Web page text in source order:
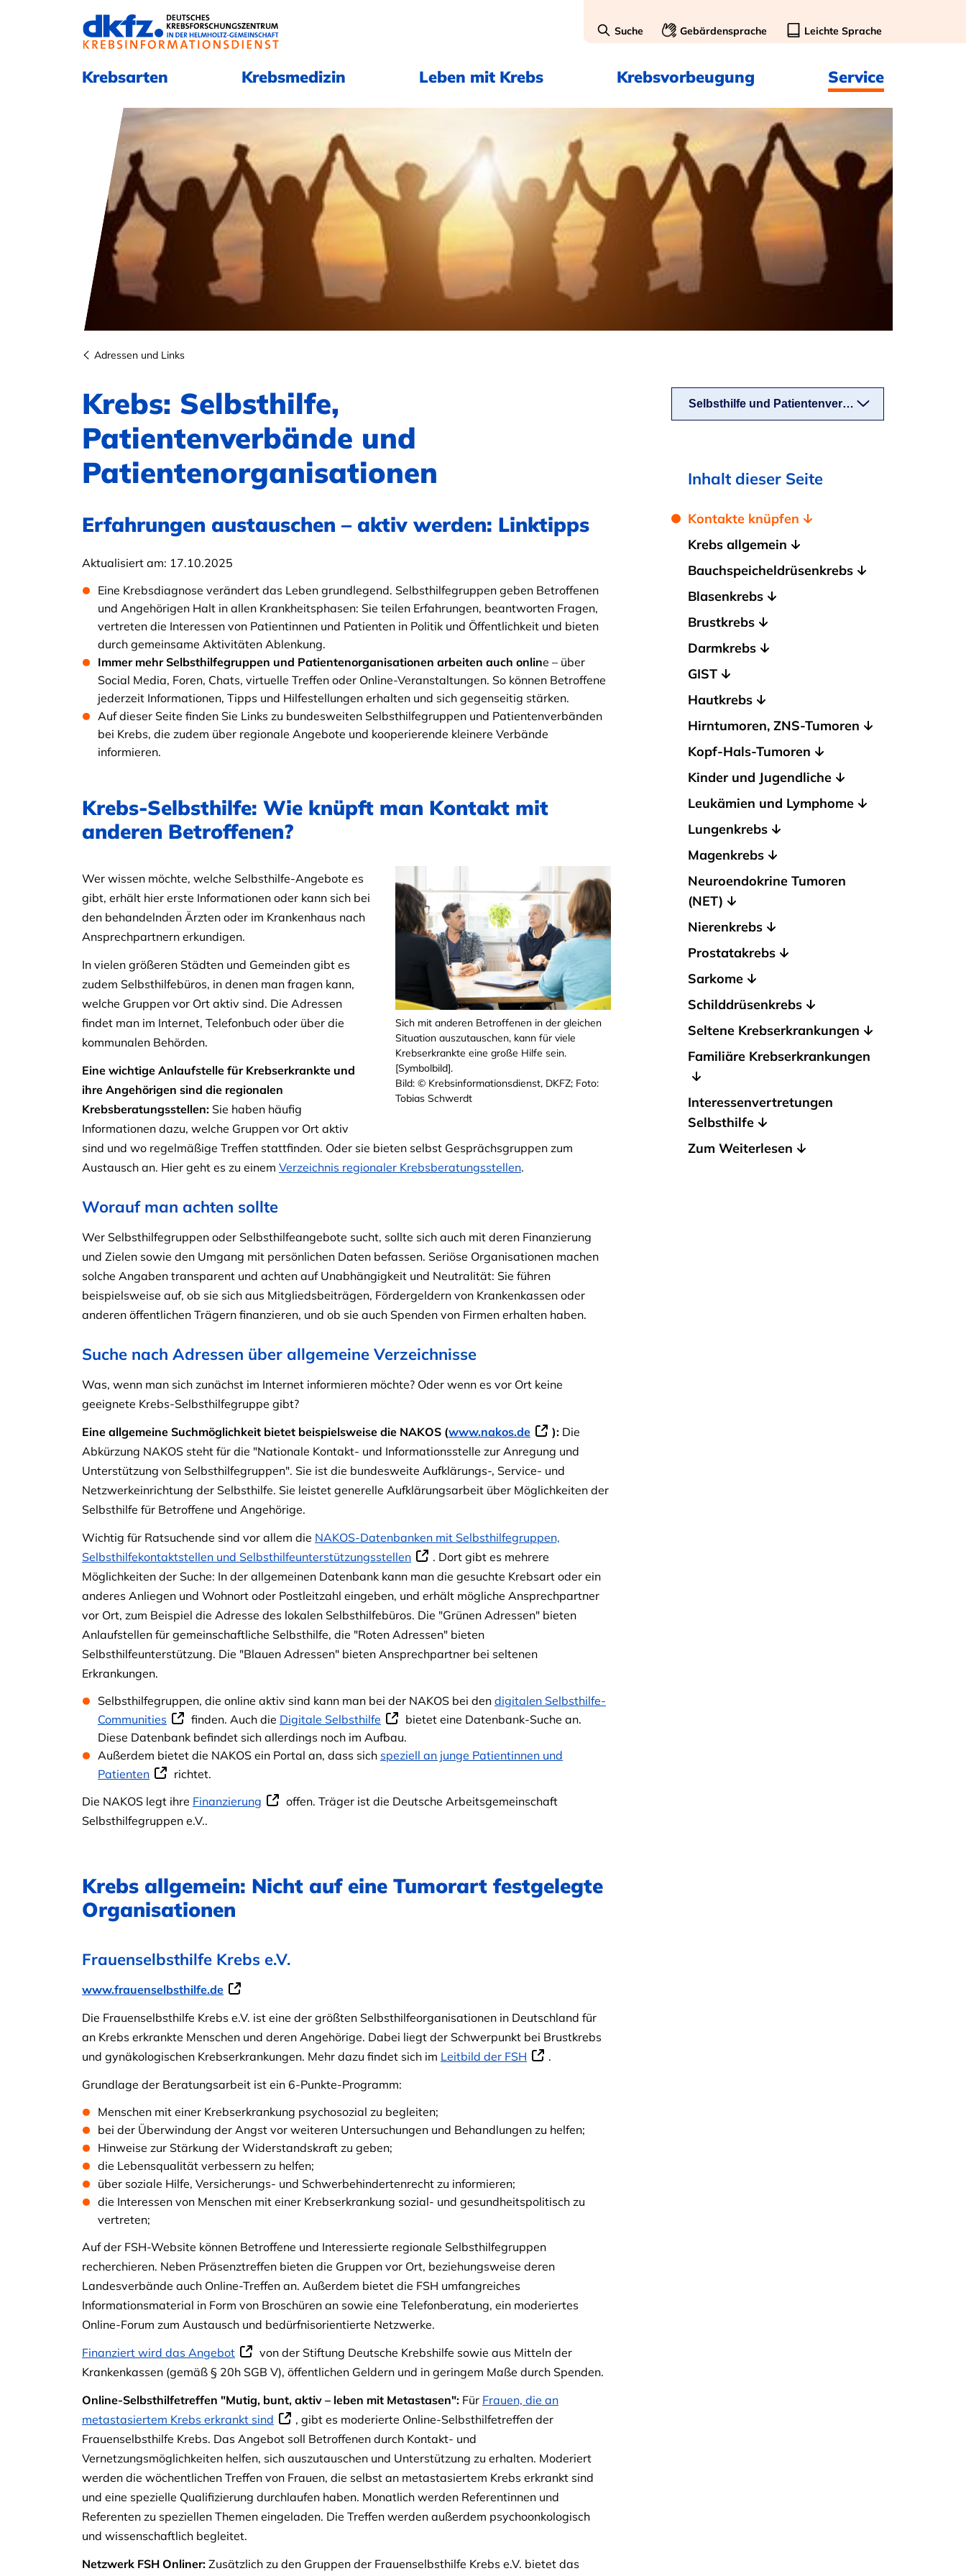
Suche Gebärdensprache Leichte Sprache
Krebsarten Krebsmedizin Leben mit Krebs Krebsvorbeugung Service
Adressen und Links
Krebs: Selbsthilfe,
Patientenverbände und
Patientenorganisationen
Erfahrungen austauschen – aktiv werden: Linktipps
Aktualisiert am: 17.10.2025
Eine Krebsdiagnose verändert das Leben grundlegend. Selbsthilfegruppen geben Betroffenen
und Angehörigen Halt in allen Krankheitsphasen: Sie teilen Erfahrungen, beantworten Fragen,
vertreten die Interessen von Patientinnen und Patienten in Politik und Öffentlichkeit und bieten
durch gemeinsame Aktivitäten Ablenkung.
Immer mehr Selbsthilfegruppen und Patientenorganisationen arbeiten auch online – über
Social Media, Foren, Chats, virtuelle Treffen oder Online-Veranstaltungen. So können Betroffene
jederzeit Informationen, Tipps und Hilfestellungen erhalten und sich gegenseitig stärken.
Auf dieser Seite finden Sie Links zu bundesweiten Selbsthilfegruppen und Patientenverbänden
bei Krebs, die zudem über regionale Angebote und kooperierende kleinere Verbände
informieren.
Krebs-Selbsthilfe: Wie knüpft man Kontakt mit
anderen Betroffenen?
Sich mit anderen Betroffenen in der gleichen
Situation auszutauschen, kann für viele
Krebserkrankte eine große Hilfe sein.
[Symbolbild].
Bild: © Krebsinformationsdienst, DKFZ; Foto:
Tobias Schwerdt
Wer wissen möchte, welche Selbsthilfe-Angebote es
gibt, erhält hier erste Informationen oder kann sich bei
den behandelnden Ärzten oder im Krankenhaus nach
Ansprechpartnern erkundigen.
In vielen größeren Städten und Gemeinden gibt es
zudem Selbsthilfebüros, in denen man fragen kann,
welche Gruppen vor Ort aktiv sind. Die Adressen
findet man im Internet, Telefonbuch oder über die
kommunalen Behörden.
Eine wichtige Anlaufstelle für Krebserkrankte und
ihre Angehörigen sind die regionalen
Krebsberatungsstellen: Sie haben häufig
Informationen dazu, welche Gruppen vor Ort aktiv
sind und wo regelmäßige Treffen stattfinden. Oder sie bieten selbst Gesprächsgruppen zum
Austausch an. Hier geht es zu einem Verzeichnis regionaler Krebsberatungsstellen.
Worauf man achten sollte
Wer Selbsthilfegruppen oder Selbsthilfeangebote sucht, sollte sich auch mit deren Finanzierung
und Zielen sowie den Umgang mit persönlichen Daten befassen. Seriöse Organisationen machen
solche Angaben transparent und achten auf Unabhängigkeit und Neutralität: Sie führen
beispielsweise auf, ob sie sich aus Mitgliedsbeiträgen, Fördergeldern von Krankenkassen oder
anderen öffentlichen Trägern finanzieren, und ob sie auch Spenden von Firmen erhalten haben.
Suche nach Adressen über allgemeine Verzeichnisse
Was, wenn man sich zunächst im Internet informieren möchte? Oder wenn es vor Ort keine
geeignete Krebs-Selbsthilfegruppe gibt?
Eine allgemeine Suchmöglichkeit bietet beispielsweise die NAKOS (www.nakos.de ): Die
Abkürzung NAKOS steht für die "Nationale Kontakt- und Informationsstelle zur Anregung und
Unterstützung von Selbsthilfegruppen". Sie ist die bundesweite Aufklärungs-, Service- und
Netzwerkeinrichtung der Selbsthilfe. Sie leistet generelle Aufklärungsarbeit über Möglichkeiten der
Selbsthilfe für Betroffene und Angehörige.
Wichtig für Ratsuchende sind vor allem die NAKOS-Datenbanken mit Selbsthilfegruppen,
Selbsthilfekontaktstellen und Selbsthilfeunterstützungsstellen
. Dort gibt es mehrere
Möglichkeiten der Suche: In der allgemeinen Datenbank kann man die gesuchte Krebsart oder ein
anderes Anliegen und Wohnort oder Postleitzahl eingeben, und erhält mögliche Ansprechpartner
vor Ort, zum Beispiel die Adresse des lokalen Selbsthilfebüros. Die "Grünen Adressen" bieten
Anlaufstellen für gemeinschaftliche Selbsthilfe, die "Roten Adressen" bieten
Selbsthilfeunterstützung. Die "Blauen Adressen" bieten Ansprechpartner bei seltenen
Erkrankungen.
Selbsthilfegruppen, die online aktiv sind kann man bei der NAKOS bei den digitalen Selbsthilfe-
Communities
finden. Auch die Digitale Selbsthilfe
bietet eine Datenbank-Suche an.
Diese Datenbank befindet sich allerdings noch im Aufbau.
Außerdem bietet die NAKOS ein Portal an, dass sich speziell an junge Patientinnen und
Patienten
richtet.
Die NAKOS legt ihre Finanzierung
offen. Träger ist die Deutsche Arbeitsgemeinschaft
Selbsthilfegruppen e.V..
Krebs allgemein: Nicht auf eine Tumorart festgelegte
Organisationen
Frauenselbsthilfe Krebs e.V.
www.frauenselbsthilfe.de
Die Frauenselbsthilfe Krebs e.V. ist eine der größten Selbsthilfeorganisationen in Deutschland für
an Krebs erkrankte Menschen und deren Angehörige. Dabei liegt der Schwerpunkt bei Brustkrebs
und gynäkologischen Krebserkrankungen. Mehr dazu findet sich im Leitbild der FSH
.
Grundlage der Beratungsarbeit ist ein 6-Punkte-Programm:
Menschen mit einer Krebserkrankung psychosozial zu begleiten;
bei der Überwindung der Angst vor weiteren Untersuchungen und Behandlungen zu helfen;
Hinweise zur Stärkung der Widerstandskraft zu geben;
die Lebensqualität verbessern zu helfen;
über soziale Hilfe, Versicherungs- und Schwerbehindertenrecht zu informieren;
die Interessen von Menschen mit einer Krebserkrankung sozial- und gesundheitspolitisch zu
vertreten;
Auf der FSH-Website können Betroffene und Interessierte regionale Selbsthilfegruppen
recherchieren. Neben Präsenztreffen bieten die Gruppen vor Ort, beziehungsweise deren
Landesverbände auch Online-Treffen an. Außerdem bietet die FSH umfangreiches
Informationsmaterial in Form von Broschüren an sowie eine Telefonberatung, ein moderiertes
Online-Forum zum Austausch und bedürfnisorientierte Netzwerke.
Finanziert wird das Angebot
von der Stiftung Deutsche Krebshilfe sowie aus Mitteln der
Krankenkassen (gemäß § 20h SGB V), öffentlichen Geldern und in geringem Maße durch Spenden.
Online-Selbsthilfetreffen "Mutig, bunt, aktiv – leben mit Metastasen": Für Frauen, die an
metastasiertem Krebs erkrankt sind
, gibt es moderierte Online-Selbsthilfetreffen der
Frauenselbsthilfe Krebs. Das Angebot soll Betroffenen durch Kontakt- und
Vernetzungsmöglichkeiten helfen, sich auszutauschen und Unterstützung zu erhalten. Moderiert
werden die wöchentlichen Treffen von Frauen, die selbst an metastasiertem Krebs erkrankt sind
und eine spezielle Qualifizierung durchlaufen haben. Monatlich werden Referentinnen und
Referenten zu speziellen Themen eingeladen. Die Treffen werden außerdem psychoonkologisch
und wissenschaftlich begleitet.
Netzwerk FSH Onliner: Zusätzlich zu den Gruppen der Frauenselbsthilfe Krebs e.V. bietet das
Selbsthilfe und Patientenverbände
Inhalt dieser Seite
Kontakte knüpfen
Krebs allgemein
Bauchspeicheldrüsenkrebs
Blasenkrebs
Brustkrebs
Darmkrebs
GIST
Hautkrebs
Hirntumoren, ZNS-Tumoren
Kopf-Hals-Tumoren
Kinder und Jugendliche
Leukämien und Lymphome
Lungenkrebs
Magenkrebs
Neuroendokrine Tumoren
(NET)
Nierenkrebs
Prostatakrebs
Sarkome
Schilddrüsenkrebs
Seltene Krebserkrankungen
Familiäre Krebserkrankungen
Interessenvertretungen
Selbsthilfe
Zum Weiterlesen